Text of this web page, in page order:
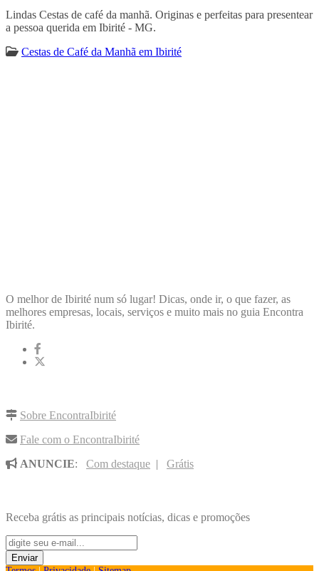
Lindas Cestas de café da manhã. Originas e perfeitas para presentear
a pessoa querida em Ibirité - MG.
Cestas de Café da Manhã em Ibirité
O melhor de Ibirité num só lugar! Dicas, onde ir, o que fazer, as
melhores empresas, locais, serviços e muito mais no guia Encontra
Ibirité.
Sobre EncontraIbirité
Fale com o EncontraIbirité
ANUNCIE: Com destaque | Grátis
Receba grátis as principais notícias, dicas e promoções